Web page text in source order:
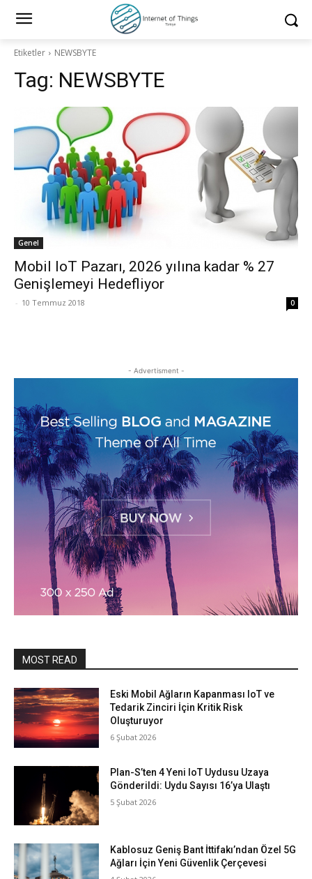
Etiketler NEWSBYTE
Tag: NEWSBYTE
Genel
Mobil IoT Pazarı, 2026 yılına kadar % 27
Genişlemeyi Hedefliyor
- 10 Temmuz 2018 0
- Advertisment -
MOST READ
Eski Mobil Ağların Kapanması IoT ve
Tedarik Zinciri İçin Kritik Risk
Oluşturuyor
6 Şubat 2026
Plan-S’ten 4 Yeni IoT Uydusu Uzaya
Gönderildi: Uydu Sayısı 16’ya Ulaştı
5 Şubat 2026
Kablosuz Geniş Bant İttifakı’ndan Özel 5G
Ağları İçin Yeni Güvenlik Çerçevesi